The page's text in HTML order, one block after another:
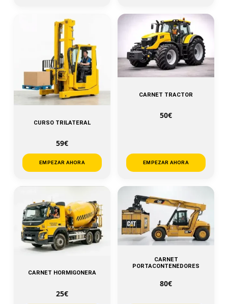
CURSO TRILATERAL
59€
EMPEZAR AHORA
CARNET TRACTOR
50€
EMPEZAR AHORA
CARNET HORMIGONERA
25€
CARNET
PORTACONTENEDORES
80€